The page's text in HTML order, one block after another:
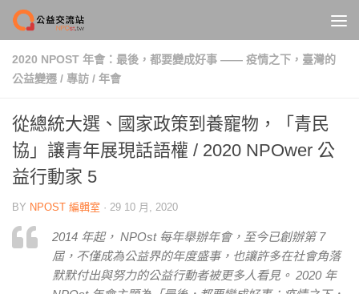
Skip to content
2020 NPOST 年會：最後，都要變成好事 —— 疫情之下，臺灣的
公益變遷 / 專訪 / 年會
從總統大選、國家政策到養寵物，「青民
協」讓青年展現話語權 / 2020 NPOwer 公
益行動家 5
BY NPOST 編輯室 · 29 10 月, 2020
2014 年起， NPOst 每年舉辦年會，至今已創辦第 7
屆，不僅成為公益界的年度盛事，也讓許多在社會角落
默默付出與努力的公益行動者被更多人看見。 2020 年